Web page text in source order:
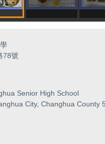
78號
Senior High School
City, Changhua County